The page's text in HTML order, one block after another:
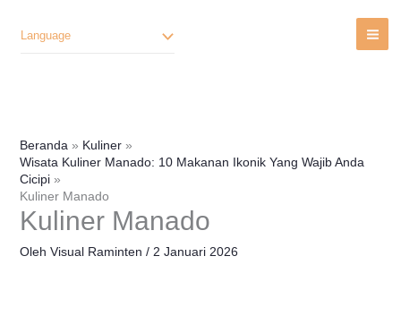
Language
Beranda
Kuliner
Wisata Kuliner Manado: 10 Makanan Ikonik Yang Wajib Anda
Cicipi
Kuliner Manado
Kuliner Manado
Oleh Visual Raminten / 2 Januari 2026